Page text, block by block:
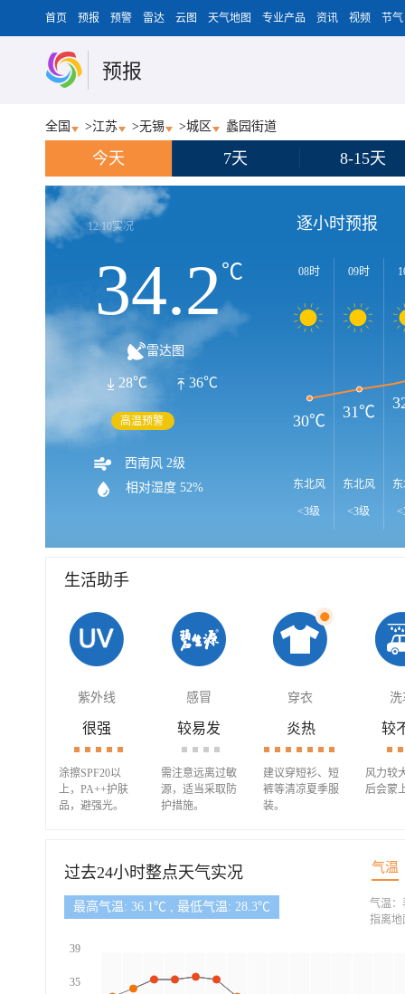
首页 预报 预警 雷达 云图 天气地图 专业产品 资讯 视频 节气
预报
全国 >江苏 >无锡 >城区 蠡园街道
今天 7天 8-15天
12:10实况
34.2℃
雷达图
36℃
28℃
高温预警
西南风 2级
相对湿度 52%
逐小时预报
08时
东北风
<3级
09时
东北风
<3级
30℃ 31℃
生活助手
紫外线 感冒 穿衣 洗
很强
涂擦SPF20以
上，PA++护肤
品，避强光。
较易发
需注意远离过敏
源，适当采取防
护措施。
炎热
建议穿短衫、短
裤等清凉夏季服
装。
较
风力较
后会蒙
过去24小时整点天气实况 气温
最高气温: 36.1℃ , 最低气温: 28.3℃
39
35
气温：
指离地